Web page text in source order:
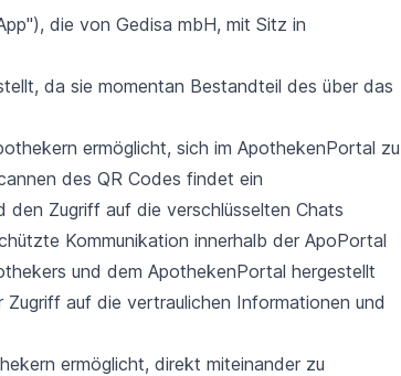
die von Gedisa mbH, mit Sitz in
da sie momentan Bestandteil des über das
ermöglicht, sich im ApothekenPortal zu
des QR Codes findet ein
Zugriff auf die verschlüsselten Chats
Kommunikation innerhalb der ApoPortal
und dem ApothekenPortal hergestellt
auf die vertraulichen Informationen und
ermöglicht, direkt miteinander zu